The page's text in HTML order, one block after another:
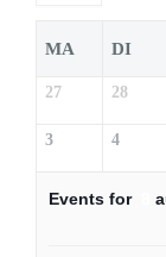
MA DI
27 28
3 4
Events for